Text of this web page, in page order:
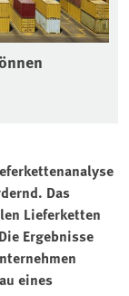
Das
Lieferketten
Ergebnisse
eines